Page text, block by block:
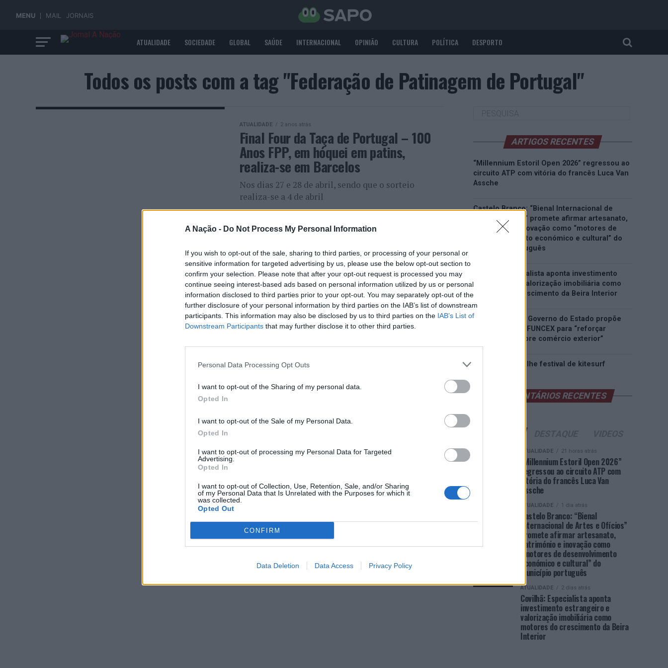
A Nação - Do Not Process My Personal Information
If you wish to opt-out of the sale, sharing to third parties, or processing of your personal or
sensitive information for targeted advertising by us, please use the below opt-out section to
confirm your selection. Please note that after your opt-out request is processed you may
continue seeing interest-based ads based on personal information utilized by us or personal
information disclosed to third parties prior to your opt-out. You may separately opt-out of the
further disclosure of your personal information by third parties on the IAB’s list of downstream
participants. This information may also be disclosed by us to third parties on the IAB’s List of
Downstream Participants that may further disclose it to other third parties.
Personal Data Processing Opt Outs
I want to opt-out of the Sharing of my personal data.
Opted In
I want to opt-out of the Sale of my Personal Data.
Opted In
I want to opt-out of processing my Personal Data for Targeted
Advertising.
Opted In
I want to opt-out of Collection, Use, Retention, Sale, and/or Sharing
of my Personal Data that Is Unrelated with the Purposes for which it
was collected.
Opted Out
CONFIRM
Data Deletion Data Access Privacy Policy
MENU MAIL JORNAIS
ATUALIDADE SOCIEDADE GLOBAL SAÚDE INTERNACIONAL OPINIÃO CULTURA POLÍTICA DESPORTO
Todos os posts com a tag "Federação de Patinagem de Portugal"
ATUALIDADE 2 anos atrás
Final Four da Taça de Portugal – 100
Anos FPP, em hóquei em patins,
realiza-se em Barcelos
Nos dias 27 e 28 de abril, sendo que o sorteio
realiza-se a 4 de abril
ARTIGOS RECENTES
“Millennium Estoril Open 2026” regressou ao
circuito ATP com vitória do francês Luca Van
Assche
Castelo Branco: “Bienal Internacional de
Artes e Ofícios” promete afirmar artesanato,
património e inovação como “motores de
desenvolvimento económico e cultural” do
município português
Covilhã: Especialista aponta investimento
estrangeiro e valorização imobiliária como
motores do crescimento da Beira Interior
Rio de Janeiro: Governo do Estado propõe
parceria com a FUNCEX para “reforçar
inteligência sobre comércio exterior”
Esposende acolhe festival de kitesurf
COMENTÁRIOS RECENTES
ATUALIDADE 21 horas atrás
“Millennium Estoril Open 2026”
regressou ao circuito ATP com
vitória do francês Luca Van
Assche
ATUALIDADE 1 dia atrás
Castelo Branco: “Bienal
Internacional de Artes e Ofícios”
promete afirmar artesanato,
património e inovação como
“motores de desenvolvimento
económico e cultural” do
município português
ATUALIDADE 2 dias atrás
Covilhã: Especialista aponta
investimento estrangeiro e
valorização imobiliária como
motores do crescimento da Beira
Interior